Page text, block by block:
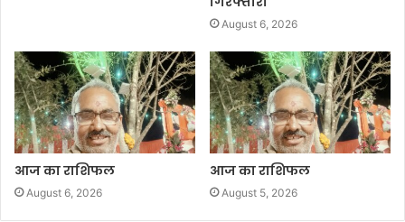
August 6, 2026
आज का राशिफल
August 6, 2026
आज का राशिफल
August 5, 2026